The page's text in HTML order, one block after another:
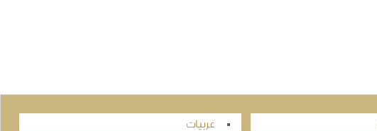
عربيات